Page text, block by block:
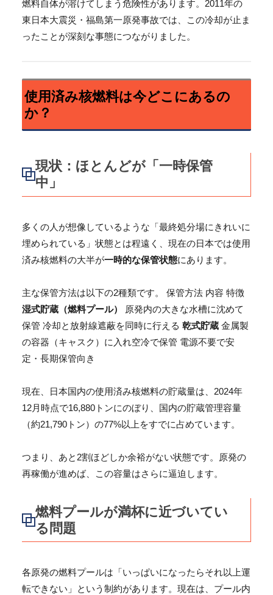
燃料自体が溶けてしまう危険性があります。2011年の
東日本大震災・福島第一原発事故では、この冷却が止ま
ったことが深刻な事態につながりました。
使用済み核燃料は今どこにあるの
か？
現状：ほとんどが「一時保管
中」
多くの人が想像しているような「最終処分場にきれいに
埋められている」状態とは程遠く、現在の日本では使用
済み核燃料の大半が一時的な保管状態にあります。
主な保管方法は以下の2種類です。 保管方法 内容 特徴
湿式貯蔵（燃料プール）
原発内の大きな水槽に沈めて
保管 冷却と放射線遮蔽を同時に行える 乾式貯蔵 金属製
の容器（キャスク）に入れ空冷で保管 電源不要で安
定・長期保管向き
現在、日本国内の使用済み核燃料の貯蔵量は、2024年
12月時点で16,880トンにのぼり、国内の貯蔵管理容量
（約21,790トン）の77%以上をすでに占めています。
つまり、あと2割ほどしか余裕がない状態です。原発の
再稼働が進めば、この容量はさらに逼迫します。
燃料プールが満杯に近づいてい
る問題
各原発の燃料プールは「いっぱいになったらそれ以上運
転できない」という制約があります。現在は、プール内